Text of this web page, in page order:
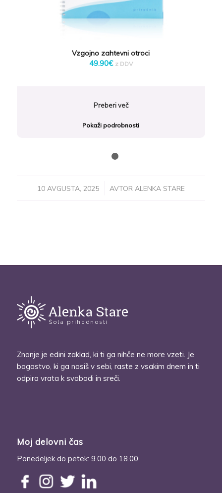
Vzgojno zahtevni otroci
49.90€ z DDV
Preberi več
Pokaži podrobnosti
10 AVGUSTA, 2025
/ AVTOR ALENKA STARE
Znanje je edini zaklad, ki ti ga nihče ne more vzeti. Je
bogastvo, ki ga nosiš v sebi, raste z vsakim dnem in ti
odpira vrata k svobodi in sreči.
Moj delovni čas
Ponedeljek do petek: 9.00 do 18.00